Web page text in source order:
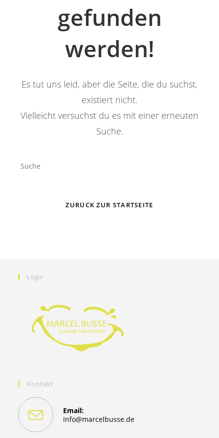
gefunden
werden!
Es tut uns leid, aber die Seite, die du suchst,
existiert nicht.
Vielleicht versuchst du es mit einer erneuten
Suche.
Search
ZURÜCK ZUR STARTSEITE
Logo
Kontakt
Email:
info@marcelbusse.deOpens